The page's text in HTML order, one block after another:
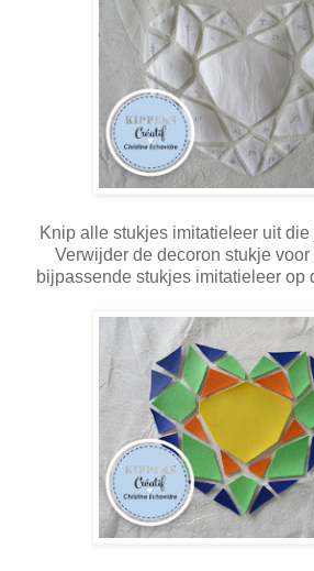
Knip alle stukjes imitatieleer uit
Verwijder de decoron stukje
bijpassende stukjes imitatieleer op